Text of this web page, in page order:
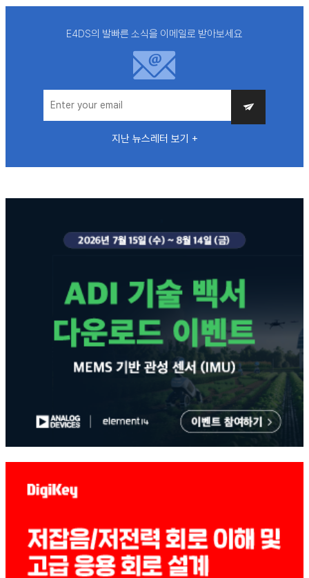
E4DS의 발빠른 소식을 이메일로 받아보세요
지난 뉴스레터 보기 +